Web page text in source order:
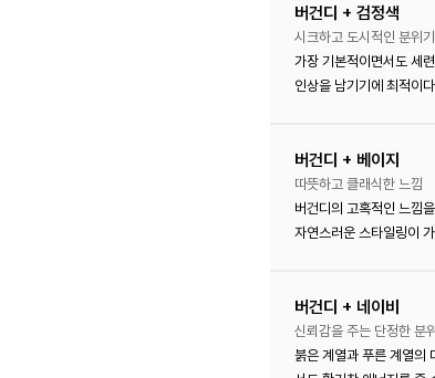
버건디 + 검정색
시크하고 도시적인 분위기
가장 기본적이면서도 세
인상을 남기기에 최적이
버건디 + 베이지
따뜻하고 클래식한 느낌
버건디의 고혹적인 느낌
자연스러운 스타일링이
버건디 + 네이비
신뢰감을 주는 단정한 분
붉은 계열과 푸른 계열의